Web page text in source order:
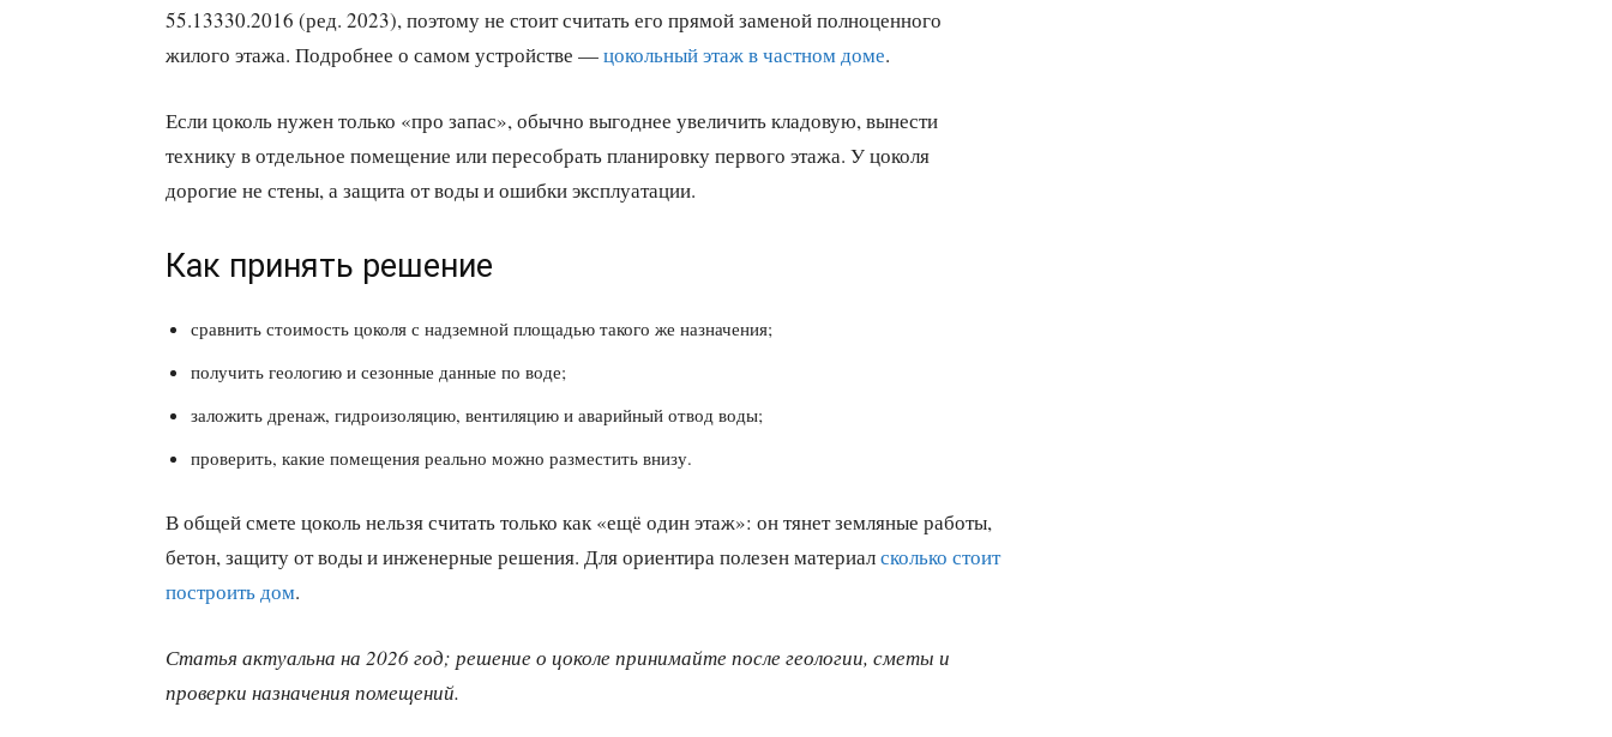
55.13330.2016 (ред. 2023), поэтому не стоит считать его прямой заменой полноценного
жилого этажа. Подробнее о самом устройстве —цокольный этаж в частном доме.
Если цоколь нужен только «про запас», обычно выгоднее увеличить кладовую, вынести
технику в отдельное помещение или пересобрать планировку первого этажа. У цоколя
дорогие не стены, а защита от воды и ошибки эксплуатации.
Как принять решение
сравнить стоимость цоколя с надземной площадью такого же назначения;
получить геологию и сезонные данные по воде;
заложить дренаж, гидроизоляцию, вентиляцию и аварийный отвод воды;
проверить, какие помещения реально можно разместить внизу.
В общей смете цоколь нельзя считать только как «ещё один этаж»: он тянет земляные работы,
бетон, защиту от воды и инженерные решения. Для ориентира полезен материалсколько стоит
построить дом.
Статья актуальна на 2026 год; решение о цоколе принимайте после геологии, сметы и
проверки назначения помещений.